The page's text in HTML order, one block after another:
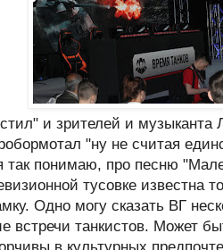
и зрителей и
"ну не считая
так понимаю, про песню
тусовке известна
Одно могу сказать ВГ
встречи танкистов. Может